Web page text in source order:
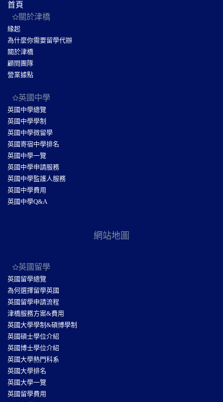
首頁
關於津橋
緣起
為什麼你需要留學代辦
關於津橋
顧問團隊
營業據點
英國中學
英國中學總覽
英國中學學制
英國中學微留學
英國寄宿中學排名
英國中學一覽
英國中學申請服務
英國中學監護人服務
英國中學費用
英國中學Q&A
網站地圖
英國留學
英國留學總覽
為何選擇留學英國
英國留學申請流程
津橋服務方案&費用
英國大學學制&碩博學制
英國碩士學位介紹
英國博士學位介紹
英國大學熱門科系
英國大學排名
英國大學一覽
英國留學費用